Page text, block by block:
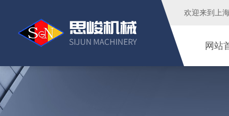
欢迎来到 上
网站